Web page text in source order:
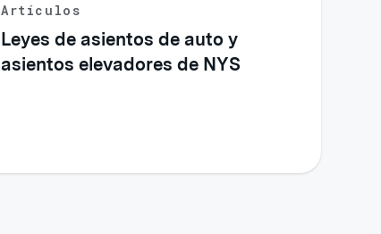
Artículos
Leyes de asientos de auto y
asientos elevadores de NYS